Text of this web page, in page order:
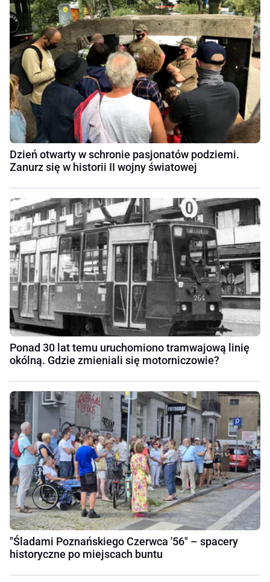
Dzień otwarty w schronie pasjonatów podziemi.
Zanurz się w historii II wojny światowej
Ponad 30 lat temu uruchomiono tramwajową linię
okólną. Gdzie zmieniali się motorniczowie?
"Śladami Poznańskiego Czerwca '56" – spacery
historyczne po miejscach buntu